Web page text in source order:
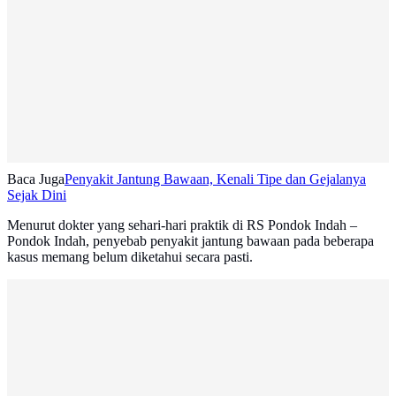
Baca JugaPenyakit Jantung Bawaan, Kenali Tipe dan Gejalanya
Sejak Dini
Menurut dokter yang sehari-hari praktik di RS Pondok Indah –
Pondok Indah, penyebab penyakit jantung bawaan pada beberapa
kasus memang belum diketahui secara pasti.